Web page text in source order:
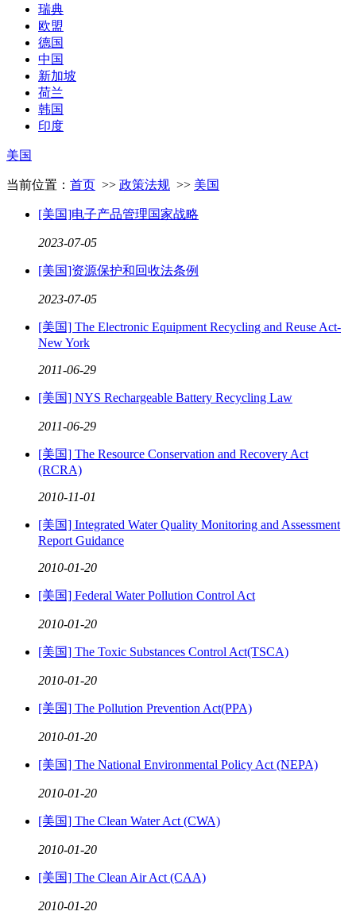
瑞典
欧盟
德国
中国
新加坡
荷兰
韩国
印度
美国
当前位置： 首页 >> 政策法规 >> 美国
[美国]电子产品管理国家战略
2023-07-05
[美国]资源保护和回收法条例
2023-07-05
[美国] The Electronic Equipment Recycling and Reuse Act-
New York
2011-06-29
[美国] NYS Rechargeable Battery Recycling Law
2011-06-29
[美国] The Resource Conservation and Recovery Act
(RCRA)
2010-11-01
[美国] Integrated Water Quality Monitoring and Assessment
Report Guidance
2010-01-20
[美国] Federal Water Pollution Control Act
2010-01-20
[美国] The Toxic Substances Control Act(TSCA)
2010-01-20
[美国] The Pollution Prevention Act(PPA)
2010-01-20
[美国] The National Environmental Policy Act (NEPA)
2010-01-20
[美国] The Clean Water Act (CWA)
2010-01-20
[美国] The Clean Air Act (CAA)
2010-01-20